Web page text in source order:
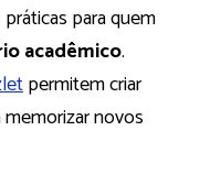
para quem
acadêmico.
permitem criar
novos